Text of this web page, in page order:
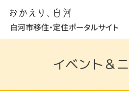
白河市移住・定住ポータルサイト
イベント＆